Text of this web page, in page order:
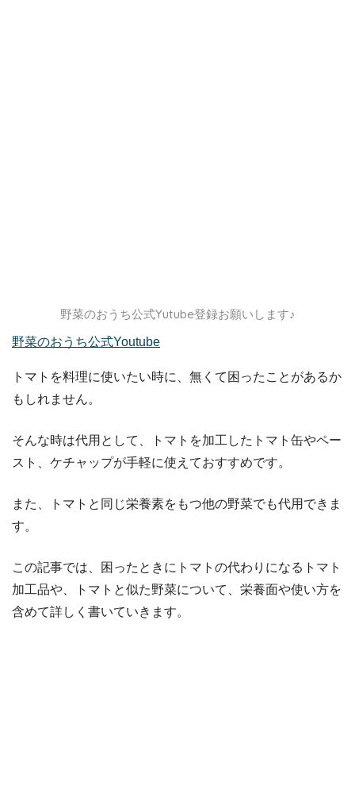
野菜のおうち公式Yutube登録お願いします♪
野菜のおうち公式Youtube
トマトを料理に使いたい時に、無くて困ったことがあるか
もしれません。
そんな時は代用として、トマトを加工したトマト缶やペー
スト、ケチャップが手軽に使えておすすめです。
また、トマトと同じ栄養素をもつ他の野菜でも代用できま
す。
この記事では、困ったときにトマトの代わりになるトマト
加工品や、トマトと似た野菜について、栄養面や使い方を
含めて詳しく書いていきます。